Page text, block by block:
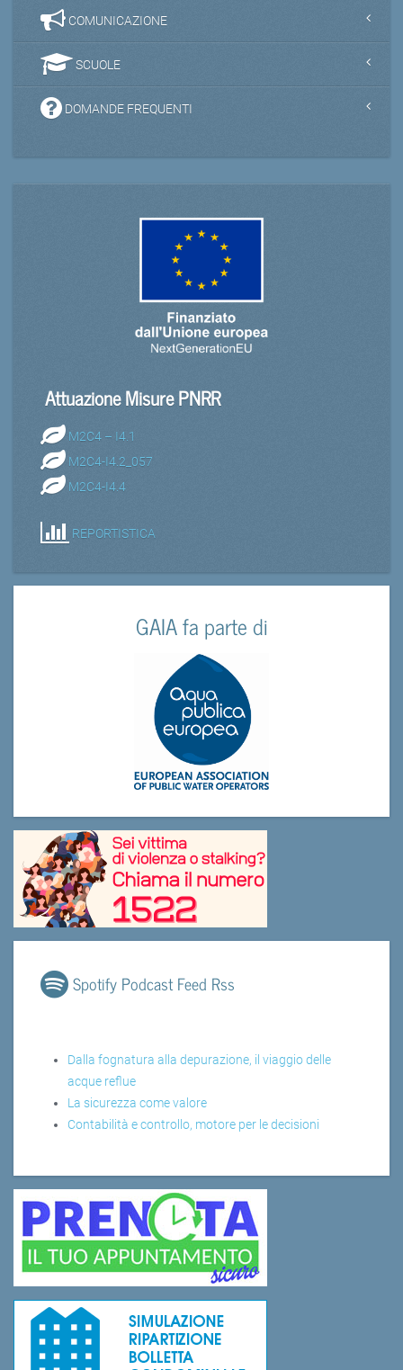
COMUNICAZIONE
SCUOLE
DOMANDE FREQUENTI
Attuazione Misure PNRR
M2C4 – I4.1
M2C4-I4.2_057
M2C4-I4.4
REPORTISTICA
GAIA fa parte di
Spotify Podcast Feed Rss
Dalla fognatura alla depurazione, il viaggio delle
acque reflue
La sicurezza come valore
Contabilità e controllo, motore per le decisioni